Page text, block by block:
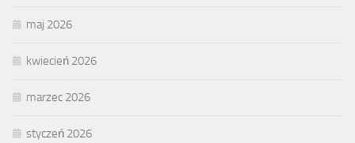
maj 2026
kwiecień 2026
marzec 2026
styczeń 2026